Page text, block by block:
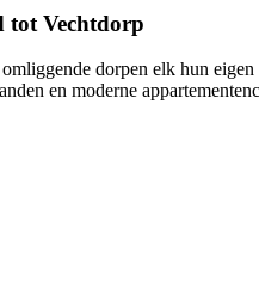
Vechtdorp
dorpen elk hun
en moderne